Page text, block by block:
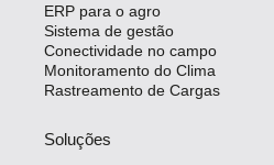
ERP para o agro
Sistema de gestão
Conectividade no campo
Monitoramento do Clima
Rastreamento de Cargas
Soluções